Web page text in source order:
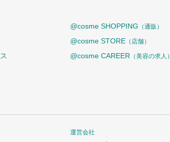
@cosme SHOPPING （通販）
@cosme STORE （店舗）
@cosme CAREER （美容の求人）
運営会社